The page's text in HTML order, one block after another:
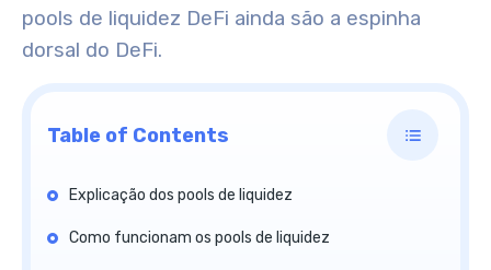
pools de liquidez DeFi ainda são a espinha
dorsal do DeFi.
Table of Contents
Explicação dos pools de liquidez
Como funcionam os pools de liquidez